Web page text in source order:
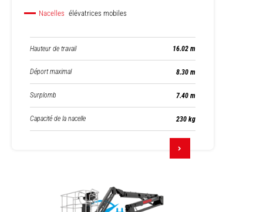
Nacelles élévatrices mobiles
Hauteur de travail 16.02 m
Déport maximal 8.30 m
Surplomb 7.40 m
Capacité de la nacelle 230 kg